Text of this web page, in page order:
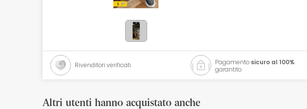
I più venduti
Health points
Rivenditori verificati Pagamento sicuro al 100%
garantito
Altri utenti hanno acquistato anche